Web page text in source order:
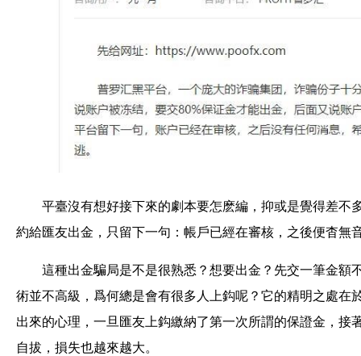
平臺沒有想好接下來的劇本要怎麽編，抑或是覺得差不
約給匯友出金，只留下一句：帳戶已經在審核，之後便杳無
這種出金騙局是不是很熟悉？想要出金？先交一筆金額
術並不高級，爲何總是會有很多人上鈎呢？它的精明之處在
出來的心理，一旦匯友上鈎繳納了第一次所謂的保證金，
自拔，損失也越來越大。